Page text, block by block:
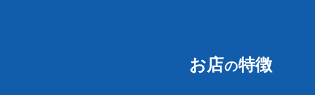
お店の特徴